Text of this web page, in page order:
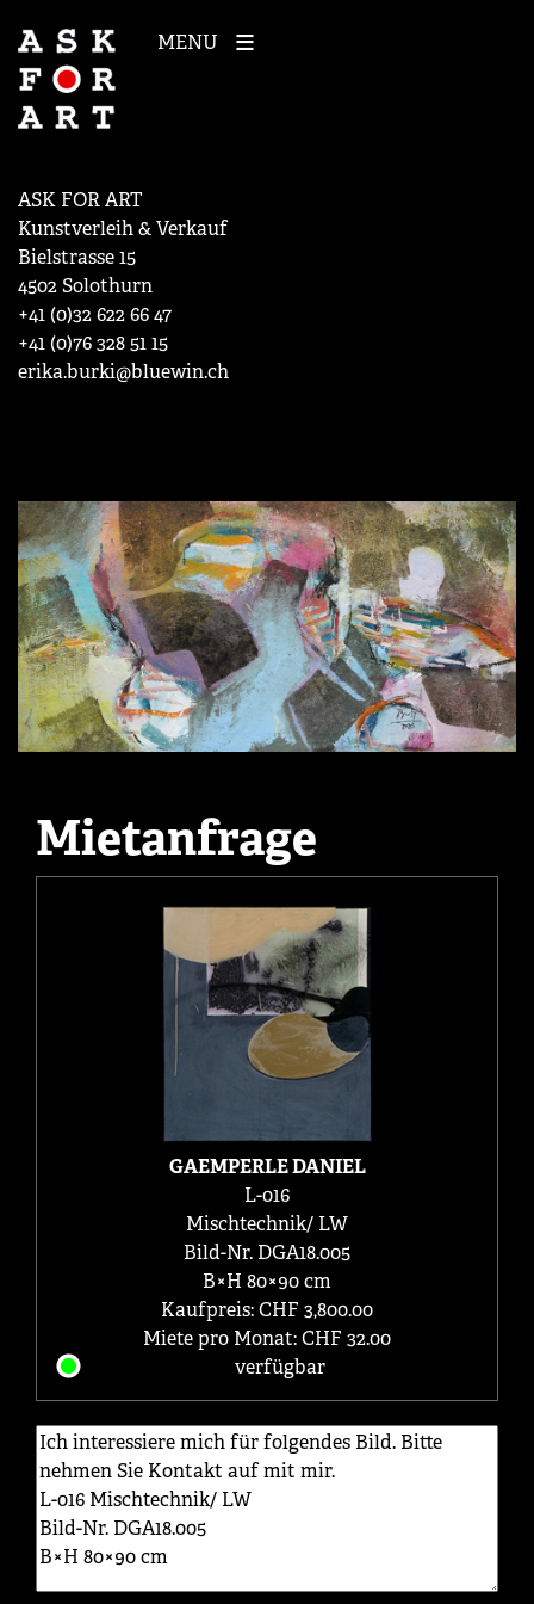
MENU
ASK FOR ART
Kunstverleih & Verkauf
Bielstrasse 15
4502 Solothurn
+41 (0)32 622 66 47
+41 (0)76 328 51 15
erika.burki@bluewin.ch
Mietanfrage
GAEMPERLE DANIEL
L-016
Mischtechnik/ LW
Bild-Nr. DGA18.005
B×H 80×90 cm
Kaufpreis: CHF 3,800.00
Miete pro Monat: CHF 32.00
verfügbar